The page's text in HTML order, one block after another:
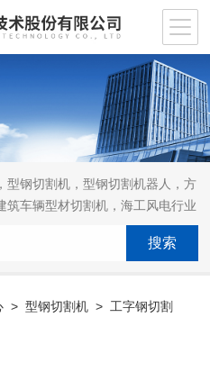
型钢切割机，型钢切割机器人，方
筑车辆型材切割机，海工风电行业
>型钢切割机 > 工字钢切割